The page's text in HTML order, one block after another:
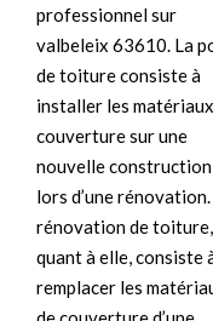
professionnel sur
valbeleix 63610. La
de toiture consiste à
installer les
couverture sur une
nouvelle
lors d’une
rénovation de toiture,
quant à elle, consiste
remplacer les